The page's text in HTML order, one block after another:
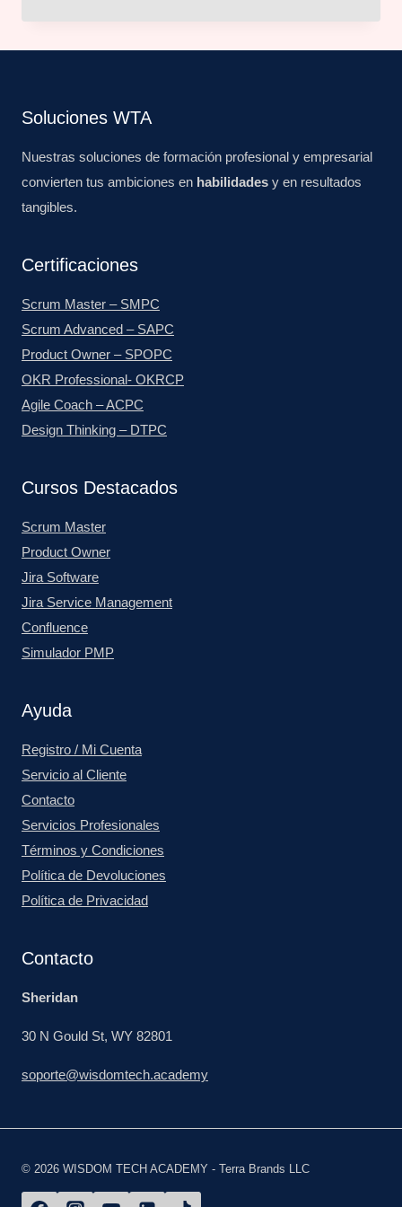
Soluciones WTA
Nuestras soluciones de formación profesional y empresarial
convierten tus ambiciones en habilidades y en resultados
tangibles.
Certificaciones
Scrum Master – SMPC
Scrum Advanced – SAPC
Product Owner – SPOPC
OKR Professional- OKRCP
Agile Coach – ACPC
Design Thinking – DTPC
Cursos Destacados
Scrum Master
Product Owner
Jira Software
Jira Service Management
Confluence
Simulador PMP
Ayuda
Registro / Mi Cuenta
Servicio al Cliente
Contacto
Servicios Profesionales
Términos y Condiciones
Política de Devoluciones
Política de Privacidad
Contacto
Sheridan
30 N Gould St, WY 82801
soporte@wisdomtech.academy
© 2026 WISDOM TECH ACADEMY - Terra Brands LLC